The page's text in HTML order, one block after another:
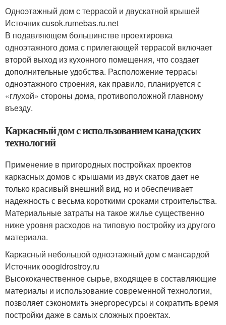
Одноэтажный дом с террасой и двускатной крышей
Источник cusok.rumebas.ru.net
В подавляющем большинстве проектировка
одноэтажного дома с прилегающей террасой включает
второй выход из кухонного помещения, что создает
дополнительные удобства. Расположение террасы
одноэтажного строения, как правило, планируется с
«глухой» стороны дома, противоположной главному
въезду.
Каркасный дом с использованием канадских
технологий
Применение в пригородных постройках проектов
каркасных домов с крышами из двух скатов дает не
только красивый внешний вид, но и обеспечивает
надежность с весьма короткими сроками строительства.
Материальные затраты на такое жилье существенно
ниже уровня расходов на типовую постройку из другого
материала.
Каркасный небольшой одноэтажный дом с мансардой
Источник ooogidrostroy.ru
Высококачественное сырье, входящее в составляющие
материалы и использование современной технологии,
позволяет сэкономить энергоресурсы и сократить время
постройки даже в самых сложных проектах.